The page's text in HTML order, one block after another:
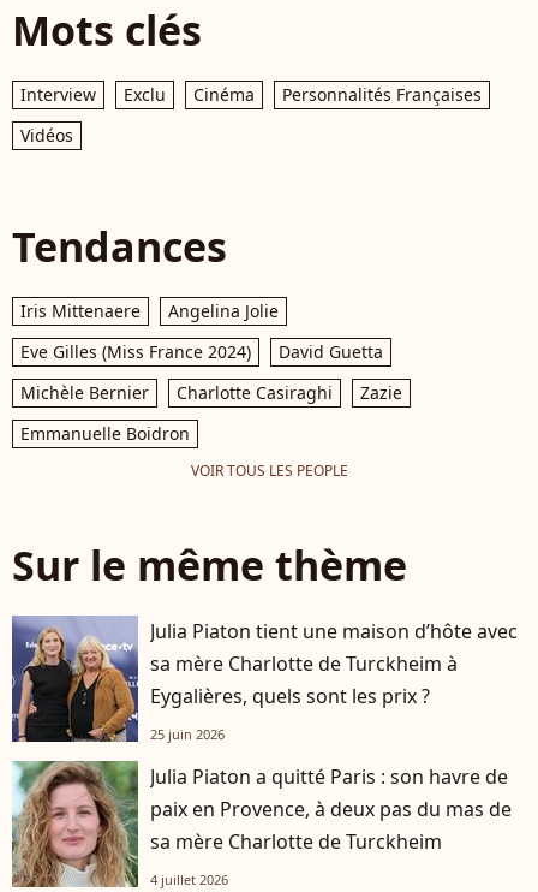
Mots clés
Interview Exclu Cinéma
Personnalités Françaises
Vidéos
Tendances
Iris Mittenaere
Angelina Jolie
Eve Gilles (Miss France 2024)
David Guetta
Michèle Bernier
Charlotte Casiraghi
Zazie
Emmanuelle Boidron
VOIR TOUS LES PEOPLE
Sur le même thème
Julia Piaton tient une maison d’hôte avec
sa mère Charlotte de Turckheim à
Eygalières, quels sont les prix ?
25 juin 2026
Julia Piaton a quitté Paris : son havre de
paix en Provence, à deux pas du mas de
sa mère Charlotte de Turckheim
4 juillet 2026